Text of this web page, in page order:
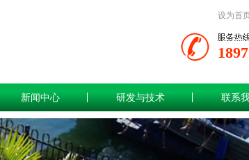
设为首
新闻中心 研发与技术 联系